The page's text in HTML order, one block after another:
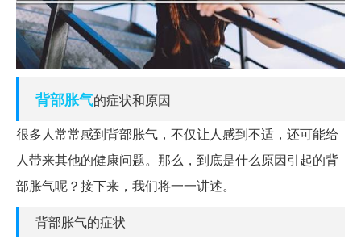
背部胀气的症状和原因
很多人常常感到背部胀气，不仅让人感到不适，还可能给
人带来其他的健康问题。那么，到底是什么原因引起的背
部胀气呢？接下来，我们将一一讲述。
背部胀气的症状